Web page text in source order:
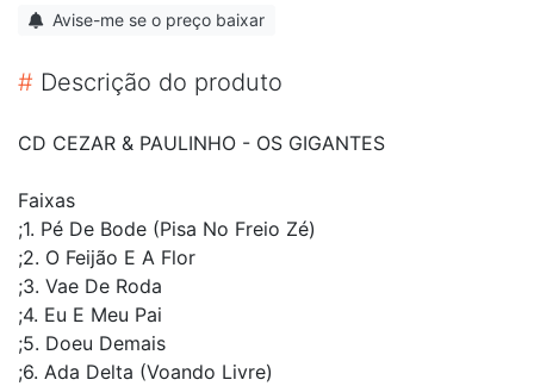
Avise-me se o preço baixar
# Descrição do produto
CD CEZAR & PAULINHO - OS GIGANTES
Faixas
;1. Pé De Bode (Pisa No Freio Zé)
;2. O Feijão E A Flor
;3. Vae De Roda
;4. Eu E Meu Pai
;5. Doeu Demais
;6. Ada Delta (Voando Livre)